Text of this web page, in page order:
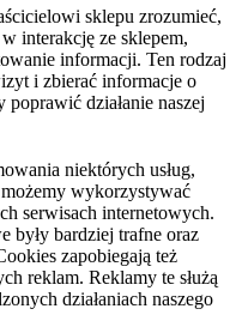
sklepu zrozumieć,
interakcję ze sklepem,
informacji. Ten rodzaj
i zbierać informacje o
poprawić działanie naszej
niektórych usług,
wykorzystywać
serwisach internetowych.
były bardziej trafne oraz
zapobiegają też
reklam. Reklamy te służą
działaniach naszego